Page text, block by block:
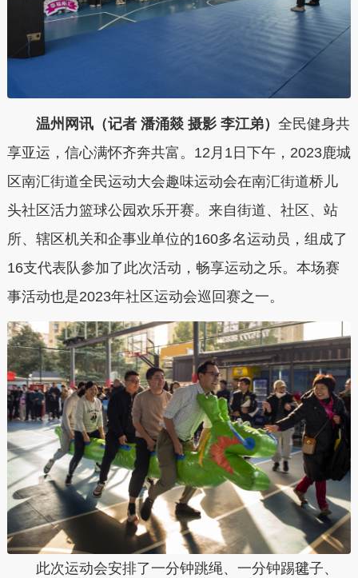
温州网讯（记者 潘涌燚 摄影 李江弟） 全民健身共
享亚运，信心满怀齐奔共富。12月1日下午，2023鹿城
区南汇街道全民运动大会趣味运动会在南汇街道桥儿
头社区活力篮球公园欢乐开赛。来自街道、社区、站
所、辖区机关和企事业单位的160多名运动员，组成了
16支代表队参加了此次活动，畅享运动之乐。本场赛
事活动也是2023年社区运动会巡回赛之一。
此次运动会安排了一分钟跳绳、一分钟踢毽子、